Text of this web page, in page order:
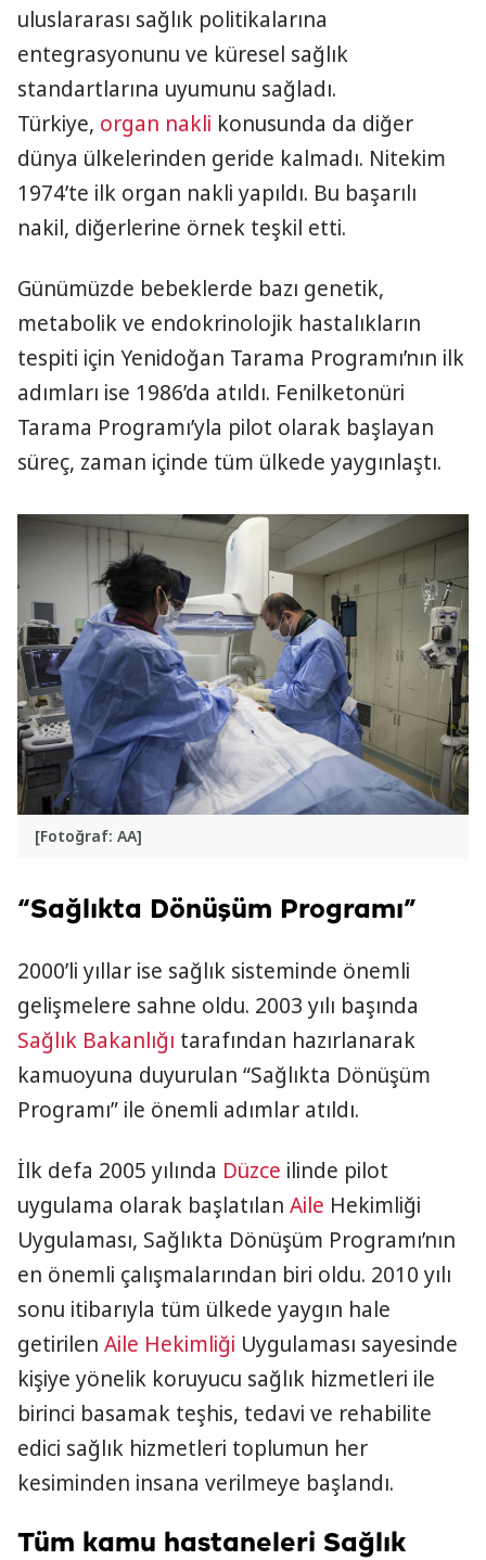
uluslararası sağlık politikalarına
entegrasyonunu ve küresel sağlık
standartlarına uyumunu sağladı.
Türkiye, organ nakli konusunda da diğer
dünya ülkelerinden geride kalmadı. Nitekim
1974’te ilk organ nakli yapıldı. Bu başarılı
nakil, diğerlerine örnek teşkil etti.
Günümüzde bebeklerde bazı genetik,
metabolik ve endokrinolojik hastalıkların
tespiti için Yenidoğan Tarama Programı’nın ilk
adımları ise 1986’da atıldı. Fenilketonüri
Tarama Programı’yla pilot olarak başlayan
süreç, zaman içinde tüm ülkede yaygınlaştı.
[Fotoğraf: AA]
“Sağlıkta Dönüşüm Programı”
2000’li yıllar ise sağlık sisteminde önemli
gelişmelere sahne oldu. 2003 yılı başında
Sağlık Bakanlığı tarafından hazırlanarak
kamuoyuna duyurulan “Sağlıkta Dönüşüm
Programı” ile önemli adımlar atıldı.
İlk defa 2005 yılında Düzce ilinde pilot
uygulama olarak başlatılan Aile Hekimliği
Uygulaması, Sağlıkta Dönüşüm Programı’nın
en önemli çalışmalarından biri oldu. 2010 yılı
sonu itibarıyla tüm ülkede yaygın hale
getirilen Aile Hekimliği Uygulaması sayesinde
kişiye yönelik koruyucu sağlık hizmetleri ile
birinci basamak teşhis, tedavi ve rehabilite
edici sağlık hizmetleri toplumun her
kesiminden insana verilmeye başlandı.
Tüm kamu hastaneleri Sağlık